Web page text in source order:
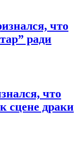
что
ради
что
сцене драки